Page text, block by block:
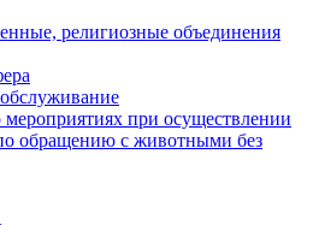
религиозные объединения
при осуществлении
обращению с животными без